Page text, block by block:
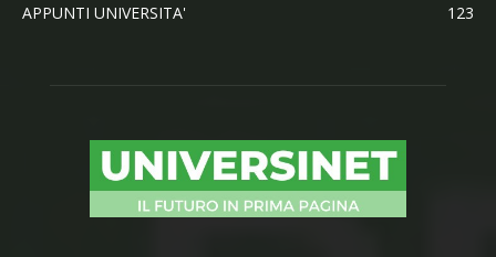
APPUNTI UNIVERSITA'
123